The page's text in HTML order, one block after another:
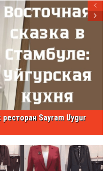
Sayram Uygur